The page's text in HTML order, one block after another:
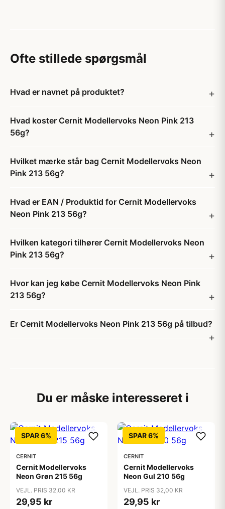
Ofte stillede spørgsmål
Hvad er navnet på produktet?
Hvad koster Cernit Modellervoks Neon Pink 213
56g?
Hvilket mærke står bag Cernit Modellervoks Neon
Pink 213 56g?
Hvad er EAN / Produktid for Cernit Modellervoks
Neon Pink 213 56g?
Hvilken kategori tilhører Cernit Modellervoks Neon
Pink 213 56g?
Hvor kan jeg købe Cernit Modellervoks Neon Pink
213 56g?
Er Cernit Modellervoks Neon Pink 213 56g på tilbud?
Du er måske interesseret i
SPAR 6%
CERNIT
Cernit Modellervoks
Neon Grøn 215 56g
VEJL. PRIS 32,00 KR
29,95 kr
SPAR 6%
CERNIT
Cernit Modellervoks
Neon Gul 210 56g
VEJL. PRIS 32,00 KR
29,95 kr